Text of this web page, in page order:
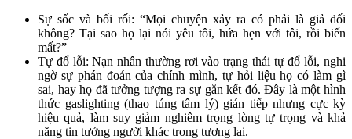
Sự sốc và bối rối: “Mọi chuyện xảy ra có phải là giả dối
không? Tại sao họ lại nói yêu tôi, hứa hẹn với tôi, rồi biến
mất?”
Tự đổ lỗi: Nạn nhân thường rơi vào trạng thái tự đổ lỗi, nghi
ngờ sự phán đoán của chính mình, tự hỏi liệu họ có làm gì
sai, hay họ đã tưởng tượng ra sự gắn kết đó. Đây là một hình
thức gaslighting (thao túng tâm lý) gián tiếp nhưng cực kỳ
hiệu quả, làm suy giảm nghiêm trọng lòng tự trọng và khả
năng tin tưởng người khác trong tương lai.